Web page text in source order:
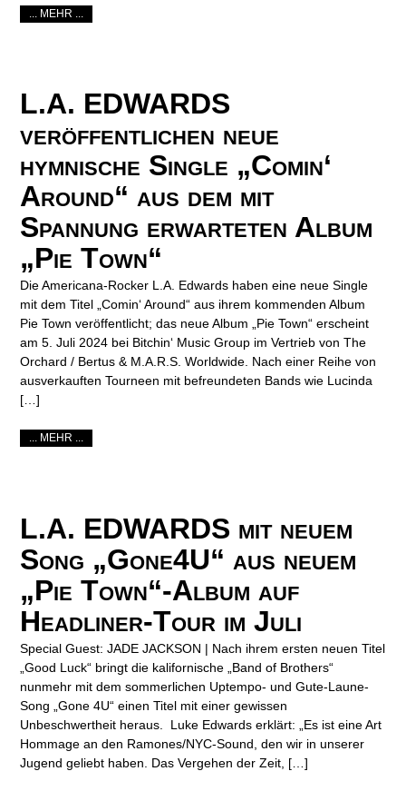
... MEHR ...
L.A. EDWARDS
veröffentlichen neue
hymnische Single „Comin‘
Around“ aus dem mit
Spannung erwarteten Album
„Pie Town“
Die Americana-Rocker L.A. Edwards haben eine neue Single
mit dem Titel „Comin‘ Around“ aus ihrem kommenden Album
Pie Town veröffentlicht; das neue Album „Pie Town“ erscheint
am 5. Juli 2024 bei Bitchin‘ Music Group im Vertrieb von The
Orchard / Bertus & M.A.R.S. Worldwide. Nach einer Reihe von
ausverkauften Tourneen mit befreundeten Bands wie Lucinda
[…]
... MEHR ...
L.A. EDWARDS mit neuem
Song „Gone4U“ aus neuem
„Pie Town“-Album auf
Headliner-Tour im Juli
Special Guest: JADE JACKSON | Nach ihrem ersten neuen Titel
„Good Luck“ bringt die kalifornische „Band of Brothers“
nunmehr mit dem sommerlichen Uptempo- und Gute-Laune-
Song „Gone 4U“ einen Titel mit einer gewissen
Unbeschwertheit heraus. Luke Edwards erklärt: „Es ist eine Art
Hommage an den Ramones/NYC-Sound, den wir in unserer
Jugend geliebt haben. Das Vergehen der Zeit, […]